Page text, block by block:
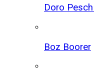
Doro
Boz Boorer